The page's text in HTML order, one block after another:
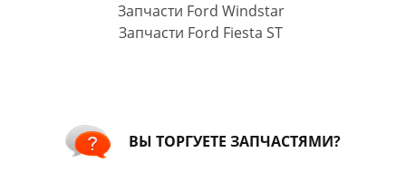
Запчасти Ford Windstar
Запчасти Ford Fiesta ST
ВЫ ТОРГУЕТЕ ЗАПЧАСТЯМИ?